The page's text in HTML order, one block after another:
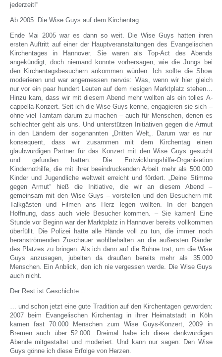
jederzeit!“
Ab 2005: Die Wise Guys auf dem Kirchentag
Ende Mai 2005 war es dann so weit. Die Wise Guys hatten ihren
ersten Auftritt auf einer der Hauptveranstaltungen des Evangelischen
Kirchentages in Hannover. Sie waren als Top-Act des Abends
angekündigt, doch niemand konnte vorhersagen, wie die Jungs bei
den Kirchentagsbesuchern ankommen würden. Ich sollte die Show
moderieren und war angemessen nervös: Was, wenn wir hier gleich
nur vor ein paar hundert Leuten auf dem riesigen Marktplatz stehen…
Hinzu kam, dass wir mit diesem Abend mehr wollten als ein tolles A-
cappella-Konzert. Seit ich die Wise Guys kenne, engagieren sie sich –
ohne viel Tamtam darum zu machen – auch für Menschen, denen es
schlechter geht als uns. Und unterstützen Initiativen gegen die Armut
in den Ländern der sogenannten „Dritten Welt„. Darum war es nur
konsequent, dass wir zusammen mit dem Kirchentag einen
glaubwürdigen Partner für das Konzert mit den Wise Guys gesucht
und gefunden hatten: Die Entwicklungshilfe-Organisation
Kindernothilfe, die mit ihrer beeindruckenden Arbeit mehr als 500.000
Kinder und Jugendliche weltweit erreicht und fördert. „Deine Stimme
gegen Armut“ hieß die Initiative, die wir an diesem Abend –
gemeinsam mit den Wise Guys – vorstellen und den Besuchern mit
Talkgästen und Filmen ans Herz legen wollten. In der bangen
Hoffnung, dass auch viele Besucher kommen. – Sie kamen! Eine
Stunde vor Beginn war der Marktplatz in Hannover bereits vollkommen
überfüllt. Die Polizei hatte alle Hände voll zu tun, die immer noch
heranströmenden Zuschauer wohlbehalten an die äußersten Ränder
des Platzes zu bringen. Als ich dann auf die Bühne trat, um die Wise
Guys anzusagen, jubelten da draußen bereits mehr als 35.000
Menschen. Ein Anblick, den ich nie vergessen werde. Die Wise Guys
auch nicht.
Der Rest ist Geschichte…
… und schon jetzt eine gute Tradition auf den Kirchentagen geworden:
2007 beim Evangelischen Kirchentag in ihrer Heimatstadt in Köln
kamen fast 70.000 Menschen zum Wise Guys-Konzert, 2009 in
Bremen auch über 52.000. Dreimal habe ich diese denkwürdigen
Abende mitgestaltet und moderiert. Und kann nur sagen: Den Wise
Guys gönne ich diese Erfolge von Herzen.